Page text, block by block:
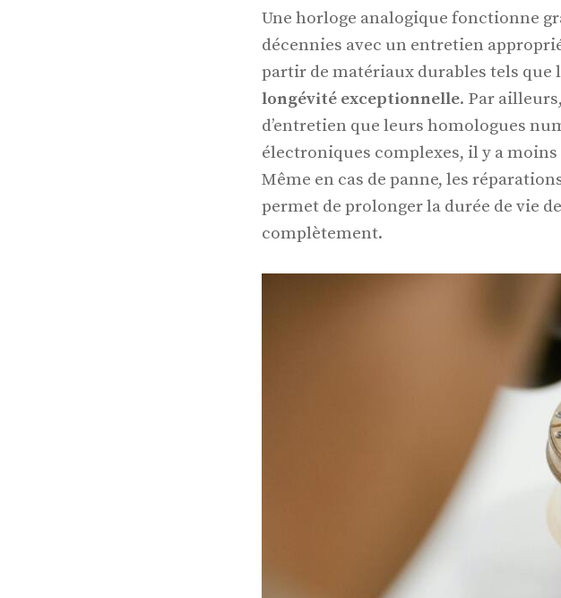
Une horloge analogique fonctionne
décennies avec un entretien
partir de matériaux durables tels que
longévité exceptionnelle. Par
d’entretien que leurs homologues
électroniques complexes, il y a moins
Même en cas de panne, les
permet de prolonger la durée de vie
complètement.